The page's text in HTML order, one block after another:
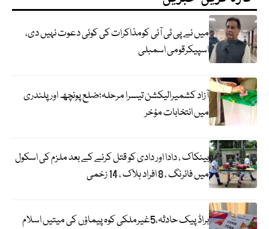
میں نے پی ٹی آئی کومذاکرات کی کوئی دعوت نہیں دی،
اسپیکرقومی اسمبلی
آزاد کشمیرالیکشن تیسرا مرحلہ؛ضلع پونچھ اور پلندری
میں انتخابات مؤخر
بینکاک ، دادا اور دادی کو قتل کرنے کے بعد ملزم کی اسکول
میں فائرنگ ، 8 افراد ہلاک ، 14 زخمی
براڈ پیک حادثہ،5غیرملکی کوہ پیماؤں کی میتیں اسلام